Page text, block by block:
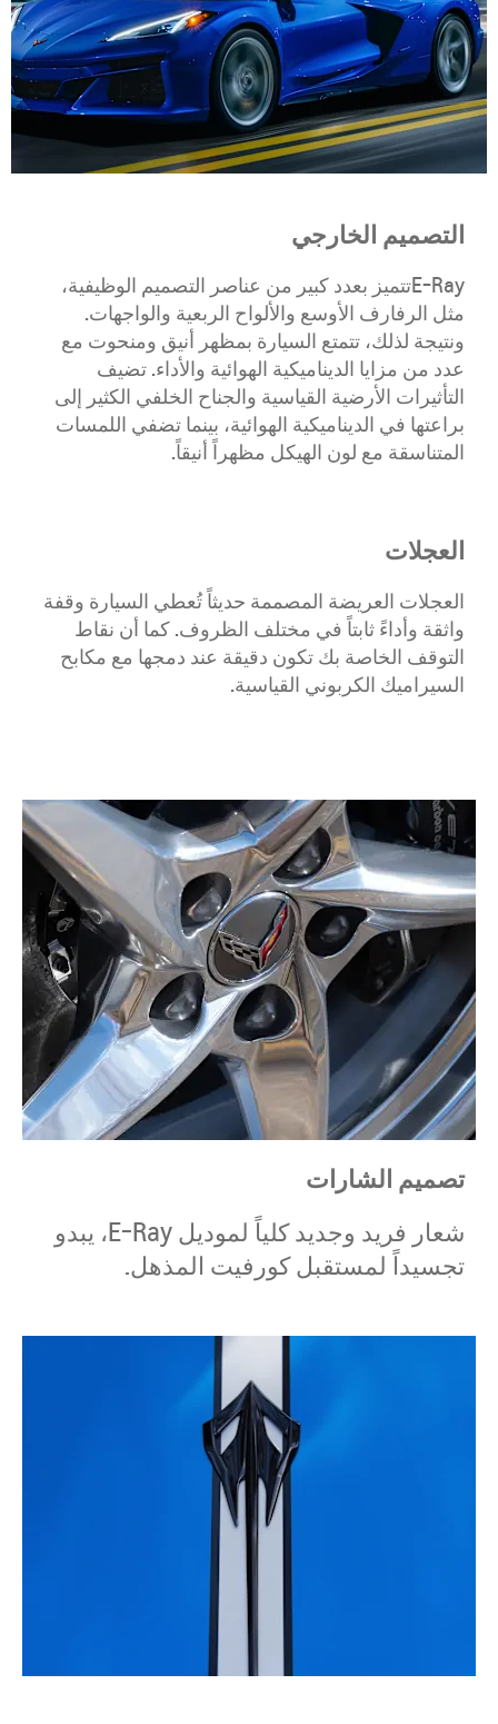
​التصميم الخارجي
E-Rayتتميز بعدد كبير من عناصر التصميم الوظيفية،
مثل الرفارف الأوسع والألواح الربعية والواجهات.
ونتيجة لذلك، تتمتع السيارة بمظهر أنيق ومنحوت مع
عدد من مزايا الديناميكية الهوائية والأداء. تضيف
التأثيرات الأرضية القياسية والجناح الخلفي الكثير إلى
براعتها في الديناميكية الهوائية، بينما تضفي اللمسات
المتناسقة مع لون الهيكل مظهراً أنيقاً.
العجلات
العجلات العريضة المصممة حديثاً تُعطي السيارة وقفة
واثقة وأداءً ثابتاً في مختلف الظروف. كما أن نقاط
التوقف الخاصة بك تكون دقيقة عند دمجها مع مكابح
السيراميك الكربوني القياسية.
تصميم الشارات
شعار فريد وجديد كلياً لموديل E-Ray، يبدو
تجسيداً لمستقبل كورفيت المذهل.